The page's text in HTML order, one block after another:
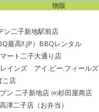
物販
ン二子新地駅前店
最高!!.JP）BBQレンタル
ート二子大通り店
インズ アイ.ビー.フィールズ
こ店
ン 二子新地店 ㈲杉田屋商店
二子店（お弁当）